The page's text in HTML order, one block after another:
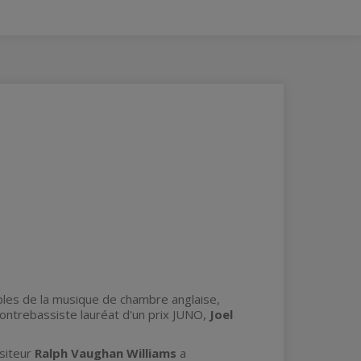
de la musique de chambre anglaise,
lauréat d'un prix JUNO, Joel
Ralph Vaughan Williams a